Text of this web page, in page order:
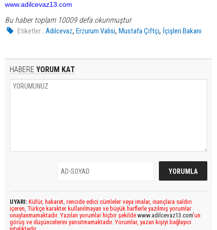
www.adilcevaz13.com
Bu haber toplam 10009 defa okunmuştur
Etiketler : Adilcevaz,Erzurum Valisi,Mustafa Çiftçi, İçişleri Bakanı
HABERE YORUM KAT
UYARI: Küfür, hakaret, rencide edici cümleler veya imalar, inançlara saldırı
içeren, Türkçe karakter kullanılmayan ve büyük harflerle yazılmış yorumlar
onaylanmamaktadır. Yazılan yorumlar hiçbir şekilde www.adilcevaz13.com’un
görüş ve düşüncelerini yansıtmamaktadır. Yorumlar, yazan kişiyi bağlayıcı